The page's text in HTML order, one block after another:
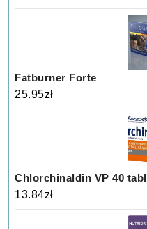
Fatburner Forte
25.95zł
Chlorchinaldin VP 40 tabl
13.84zł